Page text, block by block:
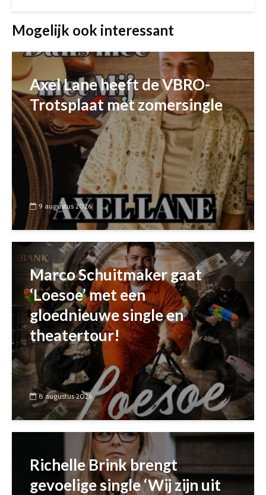
Mogelijk ook interessant
Axel Lane heeft de VBRO-
Trotsplaat met zomersingle
9 augustus 2026
Marco Schuitmaker gaat
‘Loesoe’ met een
gloednieuwe single en
theatertour!
8 augustus 2026
Richelle Brink brengt
gevoelige single ‘Wij zijn uit